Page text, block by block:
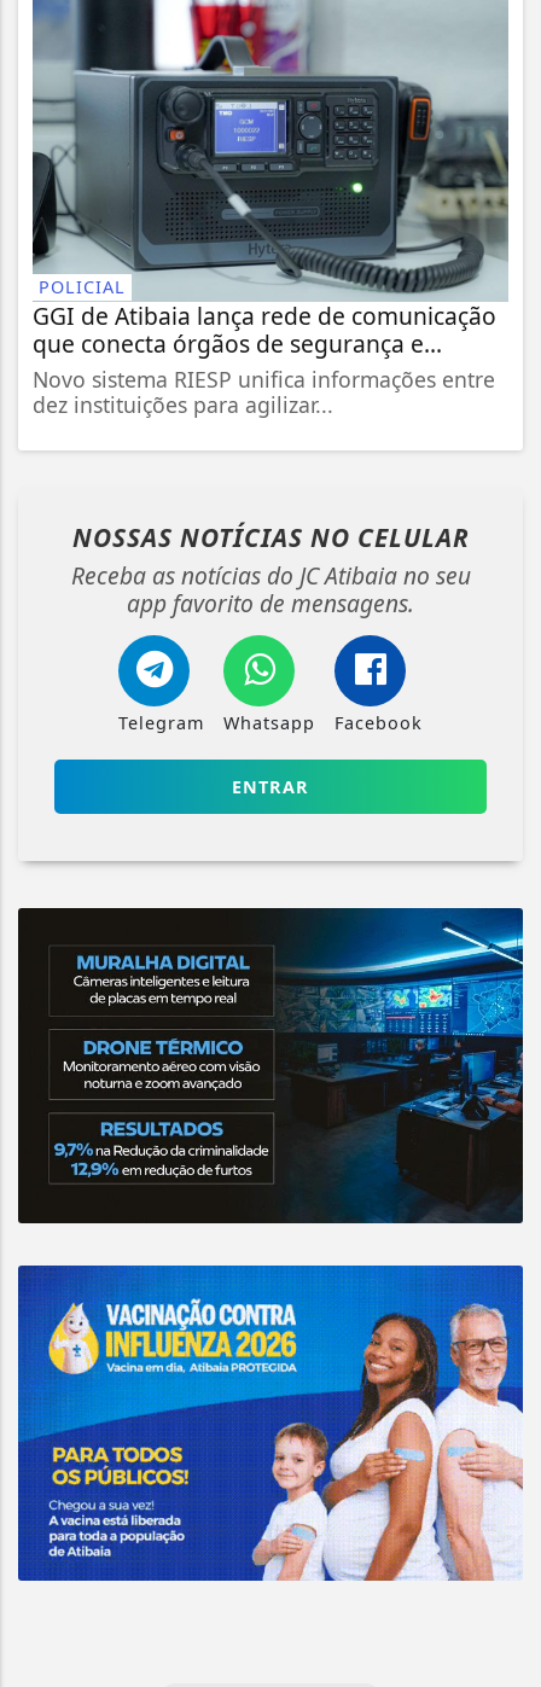
POLICIAL
GGI de Atibaia lança rede de comunicação
que conecta órgãos de segurança e...
Novo sistema RIESP unifica informações entre
dez instituições para agilizar...
NOSSAS NOTÍCIAS NO CELULAR
Receba as notícias do JC Atibaia no seu
app favorito de mensagens.
Telegram Whatsapp Facebook
ENTRAR